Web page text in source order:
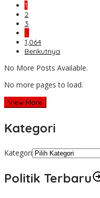
1
2
3
…
1,064
Berikutnya
No More Posts Available.
No more pages to load.
View More
Kategori
Kategori
Politik Terbaru